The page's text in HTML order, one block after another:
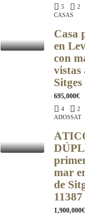
5 2
CASAS
Casa
en
con
vistas
695,000€
4 2
ADOSSAT
mar
de
11387
1,900,000€